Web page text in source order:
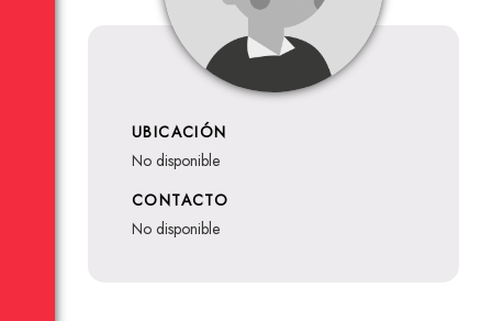
UBICACIÓN
no disponible
CONTACTO
no disponible